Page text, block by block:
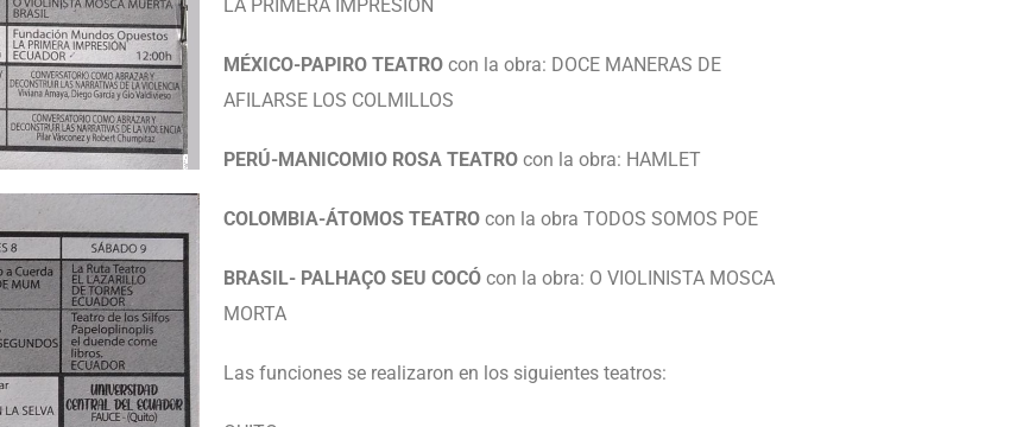
LA PRIMERA IMPRESIÓN
MÉXICO-PAPIRO TEATROcon la obra: DOCE MANERAS DE
AFILARSE LOS COLMILLOS
PERÚ-MANICOMIO ROSA TEATROcon la obra: HAMLET
COLOMBIA-ÁTOMOS TEATROcon la obra TODOS SOMOS POE
BRASIL- PALHAÇO SEU COCÓcon la obra: O VIOLINISTA MOSCA
MORTA
Las funciones se realizaron en los siguientes teatros: